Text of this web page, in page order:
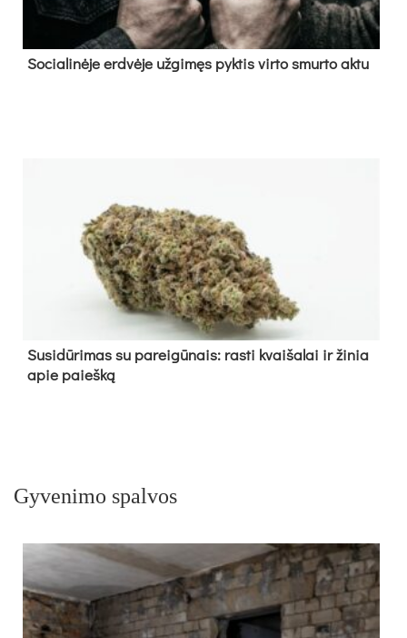
So­cia­li­nė­je erd­vė­je už­gi­męs pyk­tis vir­to smur­to ak­tu
Su­si­dū­ri­mas su pa­rei­gū­nais: ras­ti kvai­ša­lai ir ži­nia
apie paieš­ką
Gyvenimo spalvos